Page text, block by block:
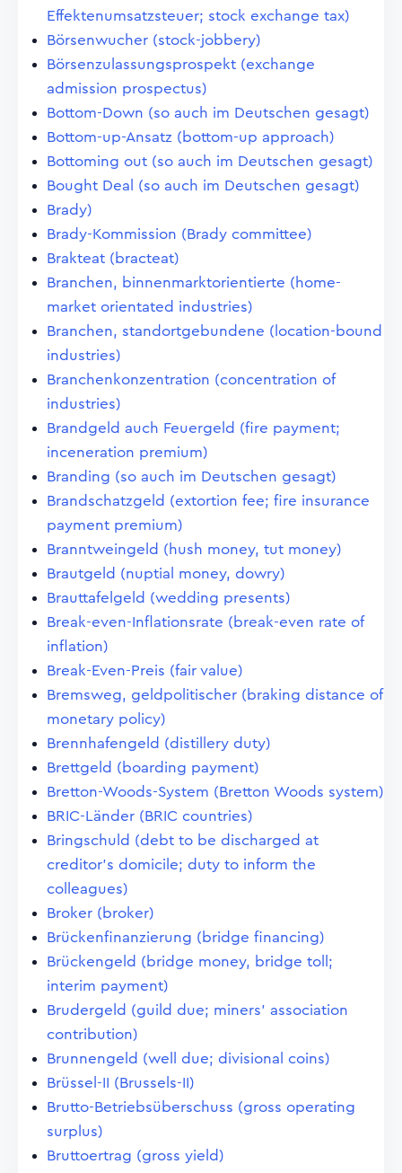
Effektenumsatzsteuer; stock exchange tax)
Börsenwucher (stock-jobbery)
Börsenzulassungsprospekt (exchange
admission prospectus)
Bottom-Down (so auch im Deutschen gesagt)
Bottom-up-Ansatz (bottom-up approach)
Bottoming out (so auch im Deutschen gesagt)
Bought Deal (so auch im Deutschen gesagt)
Brady)
Brady-Kommission (Brady committee)
Brakteat (bracteat)
Branchen, binnenmarktorientierte (home-
market orientated industries)
Branchen, standortgebundene (location-bound
industries)
Branchenkonzentration (concentration of
industries)
Brandgeld auch Feuergeld (fire payment;
inceneration premium)
Branding (so auch im Deutschen gesagt)
Brandschatzgeld (extortion fee; fire insurance
payment premium)
Branntweingeld (hush money, tut money)
Brautgeld (nuptial money, dowry)
Brauttafelgeld (wedding presents)
Break-even-Inflationsrate (break-even rate of
inflation)
Break-Even-Preis (fair value)
Bremsweg, geldpolitischer (braking distance of
monetary policy)
Brennhafengeld (distillery duty)
Brettgeld (boarding payment)
Bretton-Woods-System (Bretton Woods system)
BRIC-Länder (BRIC countries)
Bringschuld (debt to be discharged at
creditor's domicile; duty to inform the
colleagues)
Broker (broker)
Brückenfinanzierung (bridge financing)
Brückengeld (bridge money, bridge toll;
interim payment)
Brudergeld (guild due; miners' association
contribution)
Brunnengeld (well due; divisional coins)
Brüssel-II (Brussels-II)
Brutto-Betriebsüberschuss (gross operating
surplus)
Bruttoertrag (gross yield)